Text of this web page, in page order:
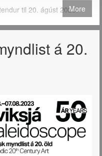
til 20. ágúst 2023.
More
á 20.